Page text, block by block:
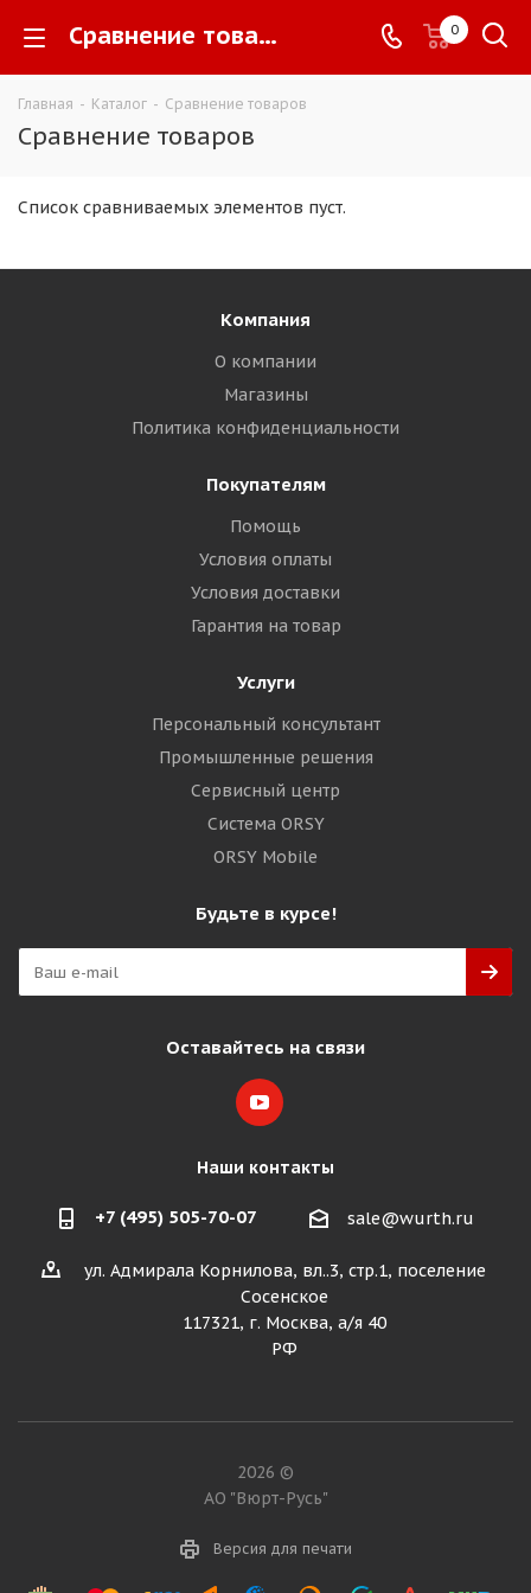
Сравнение товаров - 0
Главная - Каталог - Сравнение товаров
Сравнение товаров
Список сравниваемых элементов пуст.
Компания
О компании
Магазины
Политика конфиденциальности
Покупателям
Помощь
Условия оплаты
Условия доставки
Гарантия на товар
Услуги
Персональный консультант
Промышленные решения
Сервисный центр
Система ORSY
ORSY Mobile
Будьте в курсе!
Оставайтесь на связи
Наши контакты
+7 (495) 505-70-07 sale@wurth.ru
ул. Адмирала Корнилова, вл..3, стр.1, поселение
Сосенское
117321, г. Москва, а/я 40
РФ
2026 ©
АО "Вюрт-Русь"
Версия для печати